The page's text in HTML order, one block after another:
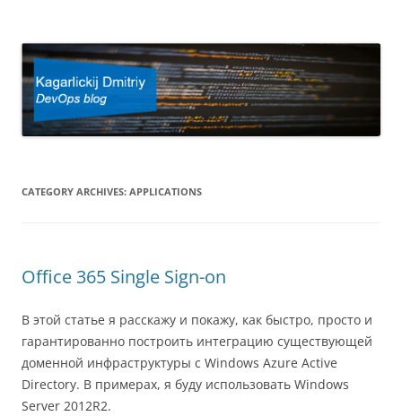
CATEGORY ARCHIVES: APPLICATIONS
Office 365 Single Sign-on
В этой статье я расскажу и покажу, как быстро, просто и
гарантированно построить интеграцию существующей
доменной инфраструктуры с Windows Azure Active
Directory. В примерах, я буду использовать Windows
Server 2012R2.